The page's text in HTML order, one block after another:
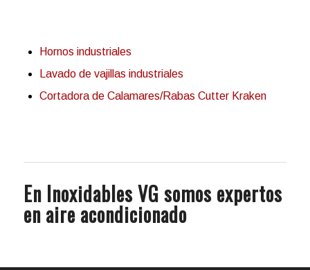
Hornos industriales
Lavado de vajillas industriales
Cortadora de Calamares/Rabas Cutter Kraken
En Inoxidables VG somos expertos
en aire acondicionado